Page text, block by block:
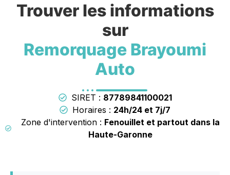
Trouver les informations
sur
Remorquage Brayoumi
Auto
SIRET : 87789841100021
Horaires : 24h/24 et 7j/7
Zone d'intervention : Fenouillet et partout dans la
Haute-Garonne